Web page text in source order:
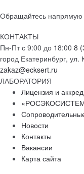
Обращайтесь напрямую
КОНТАКТЫ
Пн-Пт с 9:00 до 18:00 8
город Екатеринбург,
zakaz@ecksert.ru
ЛАБОРАТОРИЯ
Лицензия и
Новости
Контакты
Вакансии
Карта сайта